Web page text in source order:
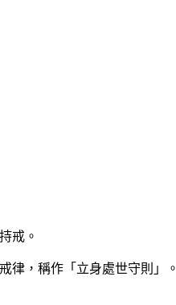
戒。
律，稱作「立身處世守則」。